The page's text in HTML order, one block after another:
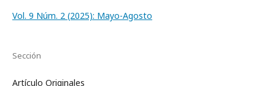
Vol. 9 Núm. 2 (2025): Mayo-Agosto
Sección
Artículo Originales